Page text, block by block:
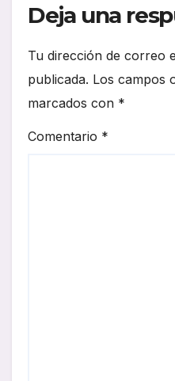
Deja una
Tu dirección de correo
publicada. Los campos
marcados con *
Comentario *